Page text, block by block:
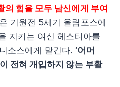
의 힘을 모두 남신에게 부여
기원전 5세기 올림포스에
지키는 여신 헤스티아를
소스에게 맡긴다. ‘어머
전혀 개입하지 않는 부활